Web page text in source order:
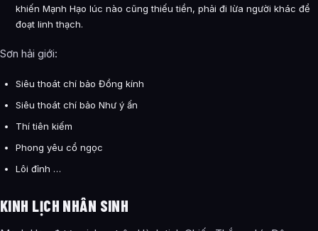
khiến Mạnh Hạo lúc nào cũng thiếu tiền, phải đi lừa người khác để
đoạt linh thạch.
Sơn hải giới:
Siêu thoát chí bảo Đồng kính
Siêu thoát chí bảo Như ý ấn
Thí tiên kiếm
Phong yêu cổ ngọc
Lôi đỉnh …
KINH LỊCH NHÂN SINH